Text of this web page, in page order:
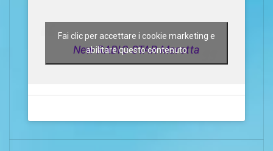
New RADIO STAR Marotta
Fai clic per accettare i cookie marketing e
abilitare questo contenuto